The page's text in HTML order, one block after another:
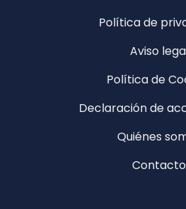
Política de
Aviso
Política de
Declaración de
Quiénes
Contacto